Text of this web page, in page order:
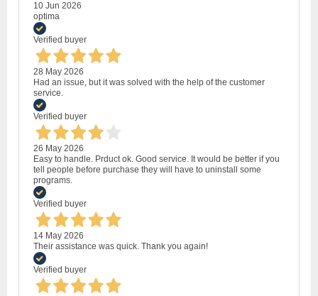
10 Jun 2026
optima
Verified buyer
28 May 2026
Had an issue, but it was solved with the help of the customer
service.
Verified buyer
26 May 2026
Easy to handle. Prduct ok. Good service. It would be better if you
tell people before purchase they will have to uninstall some
programs.
Verified buyer
14 May 2026
Their assistance was quick. Thank you again!
Verified buyer